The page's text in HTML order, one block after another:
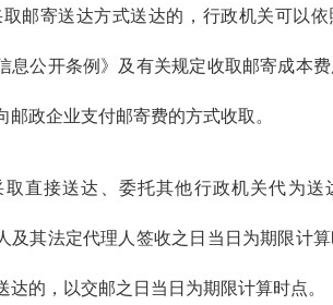
取邮寄送达方式送达的，行政机关可以
息公开条例》及有关规定收取邮寄成本
邮政企业支付邮寄费的方式收取。
取直接送达、委托其他行政机关代为送
及其法定代理人签收之日当日为期限计
达的，以交邮之日当日为期限计算时点。